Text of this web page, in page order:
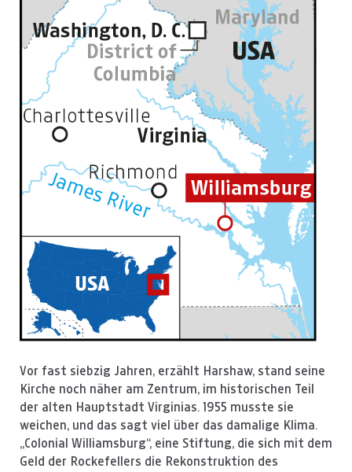
Vor fast siebzig Jahren, erzählt Harshaw, stand seine
Kirche noch näher am Zentrum, im historischen Teil
der alten Hauptstadt Virginias. 1955 musste sie
weichen, und das sagt viel über das damalige Klima.
„Colonial Williamsburg“, eine Stiftung, die sich mit dem
Geld der Rockefellers die Rekonstruktion des